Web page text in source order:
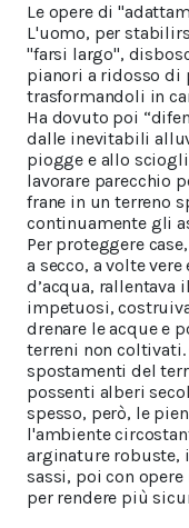
Le opere di
L'uomo, per
"farsi largo",
pianori a ridosso di
trasformandoli in
Ha dovuto poi
dalle inevitabili
piogge e allo
lavorare parecchio
frane in un terreno
continuamente gli
Per proteggere
a secco, a volte
d’acqua, rallentava
impetuosi,
drenare le acque e
terreni non
spostamenti del
possenti alberi
spesso, però, le
l'ambiente
arginature robuste,
sassi, poi con
per rendere più